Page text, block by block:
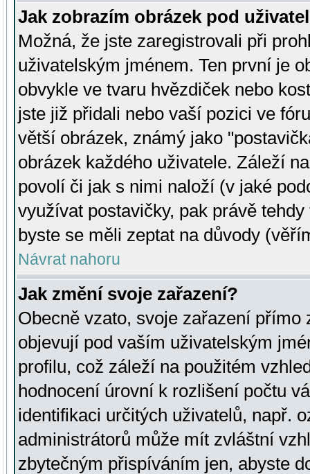
Jak zobrazím obrázek pod
Možná, že jste zaregistrovali při
uživatelským jménem. Ten první je
obvykle ve tvaru hvězdiček nebo
jste již přidali nebo vaší pozici ve
větší obrázek, známý jako
obrázek každého uživatele. Záleží
povolí či jak s nimi naloží (v jaké
využívat postavičky, pak právě
byste se měli zeptat na důvody
Návrat nahoru
Jak změní svoje zařazení?
Obecně vzato, svoje zařazení přímo
objevují pod vaším uživatelským
profilu, což záleží na použitém
hodnocení úrovní k rozlišení počtu
identifikaci určitých uživatelů, např.
administrátorů může mít zvláštní
zbytečným přispíváním jen, abyste